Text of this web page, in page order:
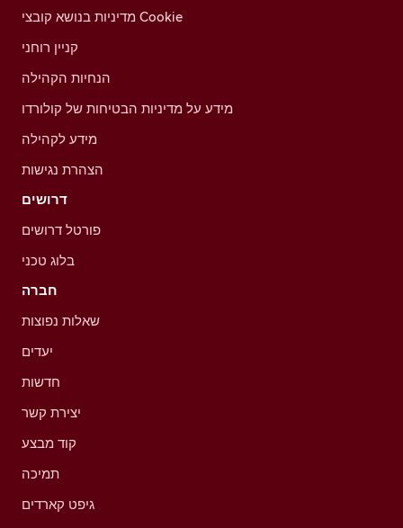
מדיניות בנושא קובצי Cookie
קניין רוחני
הנחיות הקהילה
מידע על מדיניות הבטיחות של קולורדו
מידע לקהילה
הצהרת נגישות
דרושים
פורטל דרושים
בלוג טכני
חברה
שאלות נפוצות
יעדים
חדשות
יצירת קשר
קוד מבצע
תמיכה
גיפט קארדים